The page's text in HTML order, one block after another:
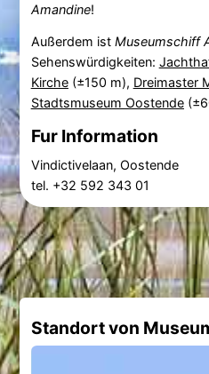
Amandine!
Außerdem ist Museumschiff
Sehenswürdigkeiten:
Kirche(±150 m), Dreimaster
Stadtsmuseum Oostende
Fur Information
Vindictivelaan, Oostende
tel. +32 592 343 01
Standort von